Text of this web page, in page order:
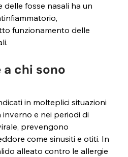
delle fosse nasali ha un
funzionamento delle
a chi sono
in molteplici situazioni
inverno e nei periodi di
prevengono
come sinusiti e otiti. In
alleato contro le allergie